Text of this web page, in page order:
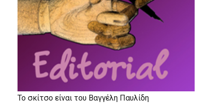
Το σκίτσο είναι του Βαγγέλη Παυλίδη